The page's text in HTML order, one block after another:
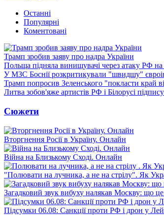
Останні
Популярні
Коментовані
Трамп зробив заяву про надра України
Польща підняла винищувачі через атаку РФ на
У МЗС Боснії розкритикували "швидшу"
Трамп попросив Зеленського "покласти край
Литва зобов'яже артистів РФ і Білорусі
Сюжети
Вторгнення Росії в Україну. Онлайн
Війна на Близькому Сході. Онлайн
"Полювати на лучника, а не на стрілу". Як
Загадковий звук вибуху налякав Москву: що
Підсумки 06.08: Санкції проти РФ і дрон у